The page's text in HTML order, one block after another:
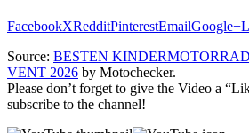
FacebookXRedditPinterestEmailGoogle+
Source: BESTEN KINDERMOTORRAD
VENT 2026 by Motochecker.
Please don’t forget to give the Video a
subscribe to the channel!